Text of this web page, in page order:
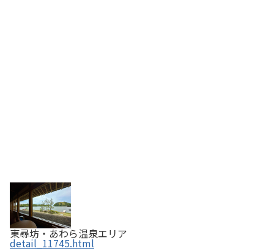
東尋坊・あわら温泉エリア
detail_11745.html